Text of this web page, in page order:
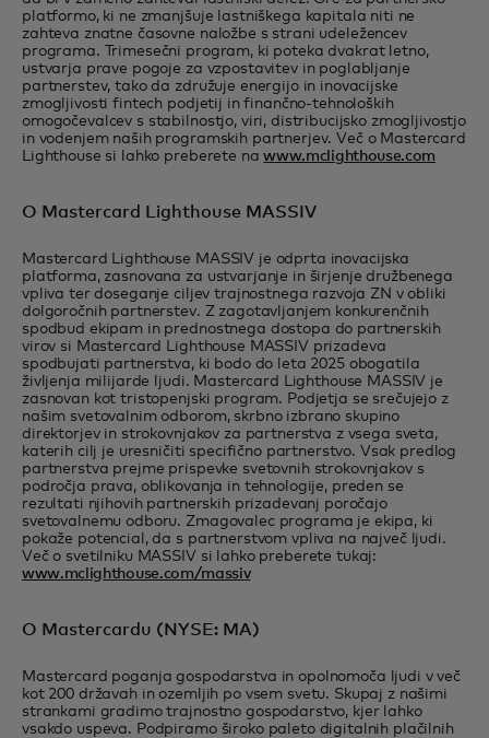
platformo, ki ne zmanjšuje lastniškega kapitala niti ne
zahteva znatne časovne naložbe s strani udeležencev
programa. Trimesečni program, ki poteka dvakrat letno,
ustvarja prave pogoje za vzpostavitev in poglabljanje
partnerstev, tako da združuje energijo in inovacijske
zmogljivosti fintech podjetij in finančno-tehnoloških
omogočevalcev s stabilnostjo, viri, distribucijsko zmogljivostjo
in vodenjem naših programskih partnerjev. Več o Mastercard
Lighthouse si lahko preberete nawww.mclighthouse.com
O Mastercard Lighthouse MASSIV
Mastercard Lighthouse MASSIV je odprta inovacijska
platforma, zasnovana za ustvarjanje in širjenje družbenega
vpliva ter doseganje ciljev trajnostnega razvoja ZN v obliki
dolgoročnih partnerstev. Z zagotavljanjem konkurenčnih
spodbud ekipam in prednostnega dostopa do partnerskih
virov si Mastercard Lighthouse MASSIV prizadeva
spodbujati partnerstva, ki bodo do leta 2025 obogatila
življenja milijarde ljudi. Mastercard Lighthouse MASSIV je
zasnovan kot tristopenjski program. Podjetja se srečujejo z
našim svetovalnim odborom, skrbno izbrano skupino
direktorjev in strokovnjakov za partnerstva z vsega sveta,
katerih cilj je uresničiti specifično partnerstvo. Vsak predlog
partnerstva prejme prispevke svetovnih strokovnjakov s
področja prava, oblikovanja in tehnologije, preden se
rezultati njihovih partnerskih prizadevanj poročajo
svetovalnemu odboru. Zmagovalec programa je ekipa, ki
pokaže potencial, da s partnerstvom vpliva na največ ljudi.
Več o svetilniku MASSIV si lahko preberete tukaj:
www.mclighthouse.com/massiv
O Mastercardu (NYSE: MA)
Mastercard poganja gospodarstva in opolnomoča ljudi v več
kot 200 državah in ozemljih po vsem svetu. Skupaj z našimi
strankami gradimo trajnostno gospodarstvo, kjer lahko
vsakdo uspeva. Podpiramo široko paleto digitalnih plačilnih